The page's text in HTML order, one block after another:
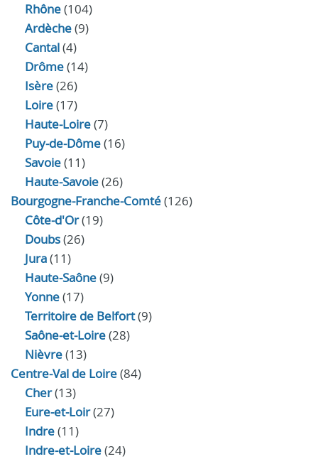
Rhône(104)
Ardèche(9)
Cantal(4)
Drôme(14)
Isère(26)
Loire(17)
Haute-Loire(7)
Puy-de-Dôme(16)
Savoie(11)
Haute-Savoie(26)
Bourgogne-Franche-Comté(126)
Côte-d'Or(19)
Doubs(26)
Jura(11)
Haute‑Saône(9)
Yonne(17)
Territoire de Belfort(9)
Saône-et-Loire(28)
Nièvre(13)
Centre-Val de Loire(84)
Cher(13)
Eure‑et‑Loir(27)
Indre(11)
Indre‑et‑Loire(24)